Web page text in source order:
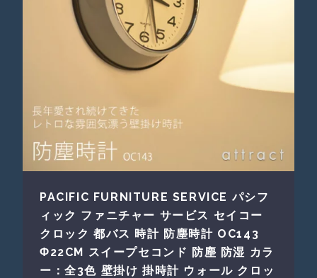
PACIFIC FURNITURE SERVICE パシフ
ィック ファニチャー サービス セイコー
クロック 都バス 時計 防塵時計 OC143
Φ22CM スイープセコンド 防塵 防湿 カラ
ー：全3色 壁掛け 掛時計 ウォール クロッ